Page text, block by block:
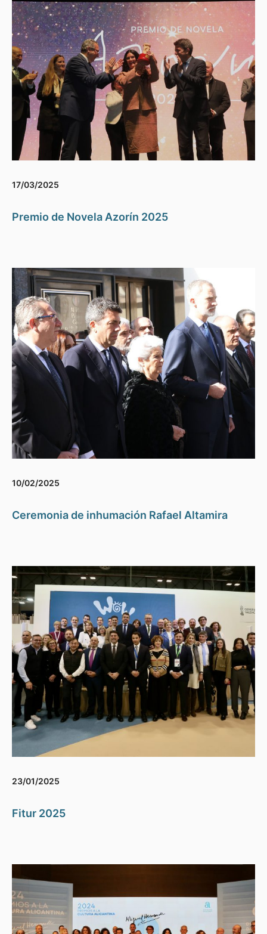
17/03/2025
Premio de Novela Azorín 2025
10/02/2025
Ceremonia de inhumación Rafael Altamira
23/01/2025
Fitur 2025